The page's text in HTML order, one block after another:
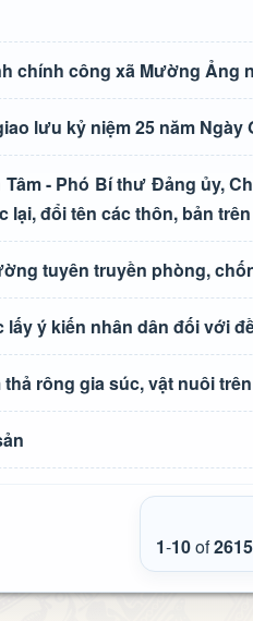
chính công xã Mường Ảng
lưu kỷ niệm 25 năm Ngày
- Phó Bí thư Đảng ủy,
lại, đổi tên các thôn, bản
tuyên truyền phòng,
ý kiến nhân dân đối với
rông gia súc, vật nuôi
1-10of2615